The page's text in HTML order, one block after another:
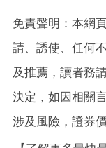
免責聲明：本網
請、誘使、任何
及推薦，讀者務
決定，如因相關
涉及風險，證券